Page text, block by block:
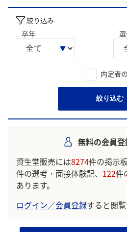
絞り込み
卒年
内定者
絞り込む
無料の会員
資生堂販売には8274件の掲示
件の選考・面接体験記、 122件
あります。
ログイン／会員登録すると閲覧